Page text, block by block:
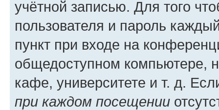
учётной записью. Для того
пользователя и пароль
пункт при входе на
общедоступном компьютере,
кафе, университете и т. д.
при каждом посещении